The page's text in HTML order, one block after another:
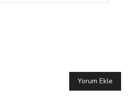
Yorum Ekle